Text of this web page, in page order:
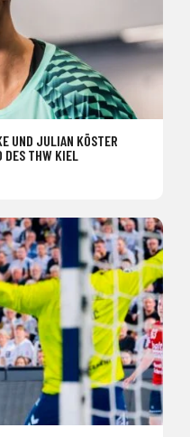
UND JULIAN KÖSTER
DES THW KIEL